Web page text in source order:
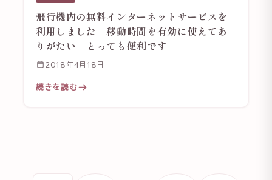
飛行機内の無料インターネットサービスを
利用しました 移動時間を有効に使えてあ
りがたい とっても便利です
2018年4月18日
続きを読む